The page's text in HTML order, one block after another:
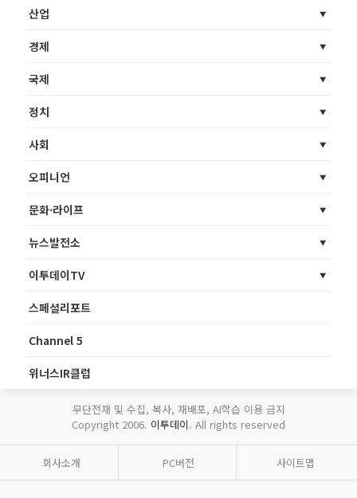
산업
경제
국제
정치
사회
오피니언
문화·라이프
뉴스발전소
이투데이TV
스페셜리포트
Channel 5
위너스IR클럽
무단전재 및 수집, 복사, 재배포, AI학습 이용 금지
Copyright 2006. 이투데이. All rights reserved
회사소개 PC버전 사이트맵